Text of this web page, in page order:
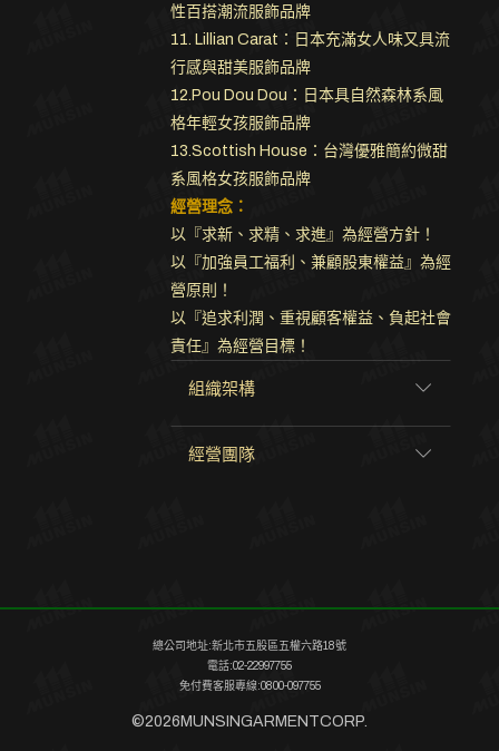
性百搭潮流服飾品牌
11. Lillian Carat：日本充滿女人味又具流
行感與甜美服飾品牌
12.Pou Dou Dou：日本具自然森林系風
格年輕女孩服飾品牌
13.Scottish House：台灣優雅簡約微甜
系風格女孩服飾品牌
經營理念：
以『求新、求精、求進』為經營方針！
以『加強員工福利、兼顧股東權益』為經
營原則！
以『追求利潤、重視顧客權益、負起社會
責任』為經營目標！
組織架構
經營團隊
章程/程序/辦法
115年度(2026)-第一季
持股比例佔前十名之股東相互間
2024年永續報告書
如果您有任何問題或建議，歡迎利用下列
公開資訊觀測
2.於公司代號或簡稱欄位，輸入
櫃台（eCounter平台）」受理股東採用數位
簽章方式申辦股務事項，有關已開放申辦之股
務事項，請連結集保結算所網址
參閱「eCounter股務事務e櫃台」之揭示說
總公司地址:新北市五股區五權六路18號
電話:02-22997755
免付費客服專線:0800-097755
©2026 MUNSINGARMENTCORP.